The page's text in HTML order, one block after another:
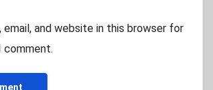
email, and website in this browser for
comment.